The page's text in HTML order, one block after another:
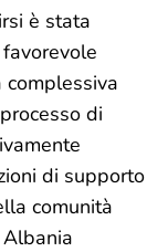
è stata
di
di supporto
comunità